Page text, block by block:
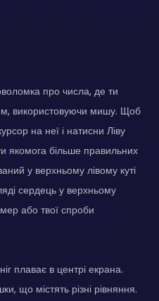
про числа, де ти
використовуючи мишу. Щоб
на неї і натисни Ліву
якомога більше правильних
у верхньому лівому куті
сердець у верхньому
або твої спроби
плаває в центрі екрана.
що містять різні рівняння.